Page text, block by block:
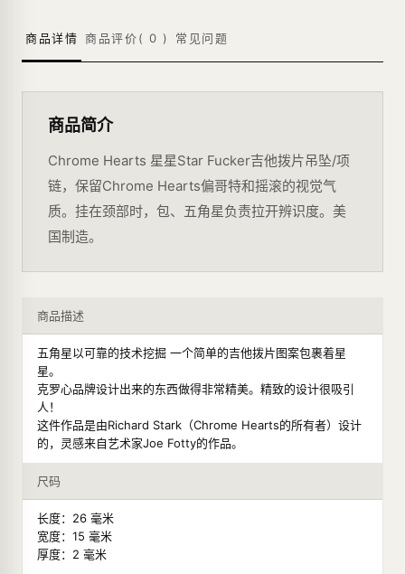
商品详情 商品评价( 0 ) 常见问题
商品简介
Chrome Hearts 星星Star Fucker吉他拨片吊坠/项
链，保留Chrome Hearts偏哥特和摇滚的视觉气
质。挂在颈部时，包、五角星负责拉开辨识度。美
国制造。
商品描述
五角星以可靠的技术挖掘 一个简单的吉他拨片图案包裹着星
星。
克罗心品牌设计出来的东西做得非常精美。精致的设计很吸引
人！
这件作品是由Richard Stark（Chrome Hearts的所有者）设计
的，灵感来自艺术家Joe Fotty的作品。
尺码
长度：26 毫米
宽度：15 毫米
厚度：2 毫米